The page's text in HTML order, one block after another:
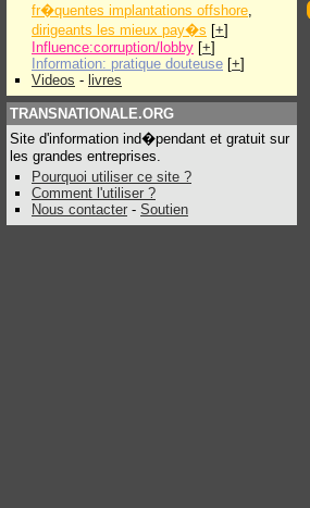
fr�quentes implantations offshore,
dirigeants les mieux pay�s [+]
Influence:corruption/lobby [+]
Information: pratique douteuse [+]
Videos - livres
TRANSNATIONALE.ORG
Site d'information ind�pendant et gratuit sur
les grandes entreprises.
Pourquoi utiliser ce site ?
Comment l'utiliser ?
Nous contacter - Soutien